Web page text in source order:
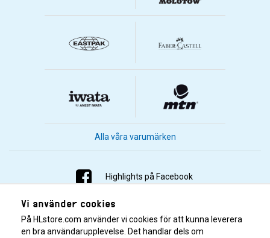
Alla våra varumärken
Highlights på Facebook
Highlights på Instagram
Highlights på Youtube
Vi använder cookies
På HLstore.com använder vi cookies för att kunna leverera
en bra användarupplevelse. Det handlar dels om